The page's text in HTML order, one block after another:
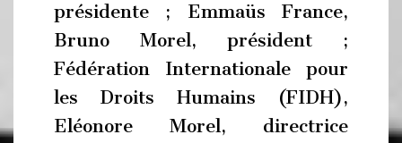
présidente ; Emmaüs France,
Bruno Morel, président ;
Fédération Internationale pour
les Droits Humains (FIDH),
Eléonore Morel, directrice